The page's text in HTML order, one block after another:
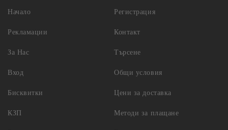
Начало
Рекламации
За Нас
Вход
Регистрация
Контакт
Търсене
Общи условия
Бисквитки
КЗП
Цени за доставка
Методи за плащане